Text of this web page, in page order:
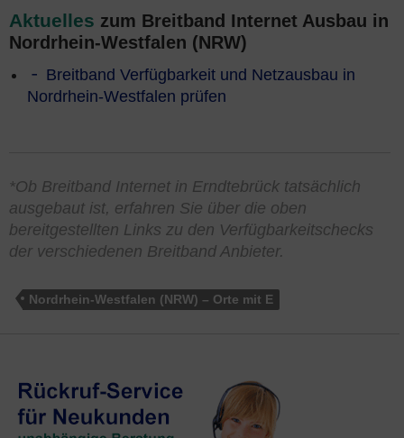
Aktuelles zum Breitband Internet Ausbau in
Nordrhein-Westfalen (NRW)
Breitband Verfügbarkeit und Netzausbau in
Nordrhein-Westfalen prüfen
*Ob Breitband Internet in Erndtebrück tatsächlich
ausgebaut ist, erfahren Sie über die oben
bereitgestellten Links zu den Verfügbarkeitschecks
der verschiedenen Breitband Anbieter.
Nordrhein-Westfalen (NRW) – Orte mit E